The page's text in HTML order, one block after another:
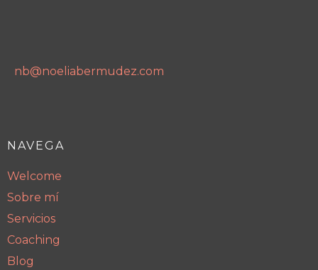
nb@noeliabermudez.com
NAVEGA
Welcome
Sobre mí
Servicios
Coaching
Blog